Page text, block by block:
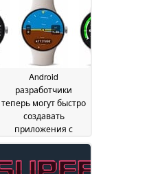
Android
разработчики
теперь могут быстро
создавать
приложения с
помощью виброкода
Интернета20 May 2026